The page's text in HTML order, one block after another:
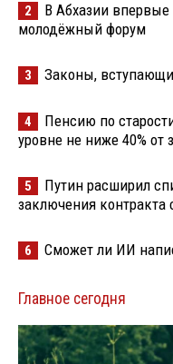
2
В Абхазии
молодёжный форум
3 Законы,
4
Пенсию по
уровне не ниже 40% от
5
Путин расширил
заключения контракта
6 Сможет ли ИИ
Главное сегодня